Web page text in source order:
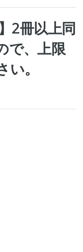
2冊以上同
で、上限
。